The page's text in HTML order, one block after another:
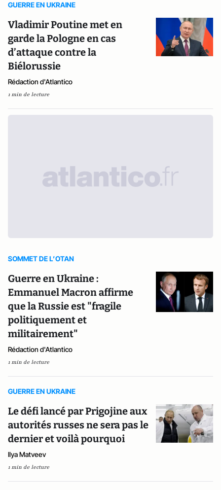
GUERRE EN UKRAINE
Vladimir Poutine met en
garde la Pologne en cas
d’attaque contre la
Biélorussie
Rédaction d'Atlantico
1 min de lecture
SOMMET DE L’OTAN
Guerre en Ukraine :
Emmanuel Macron affirme
que la Russie est "fragile
politiquement et
militairement"
Rédaction d'Atlantico
1 min de lecture
GUERRE EN UKRAINE
Le défi lancé par Prigojine aux
autorités russes ne sera pas le
dernier et voilà pourquoi
Ilya Matveev
1 min de lecture